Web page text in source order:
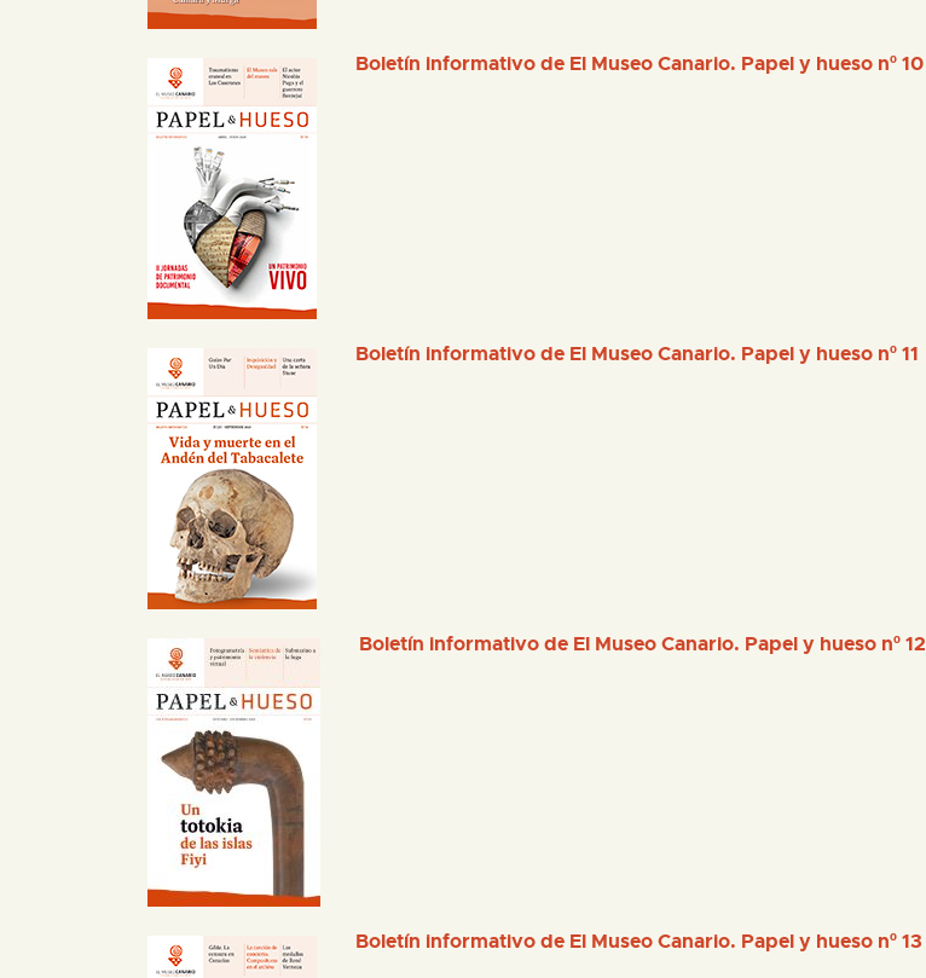
Boletín informativo de El Museo Canario. Papel y hueso nº 10
Boletín informativo de El Museo Canario. Papel y hueso nº 11
Boletín informativo de El Museo Canario. Papel y hueso nº 12
Boletín informativo de El Museo Canario. Papel y hueso nº 13